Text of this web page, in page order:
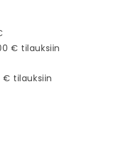
€ tilauksiin
tilauksiin